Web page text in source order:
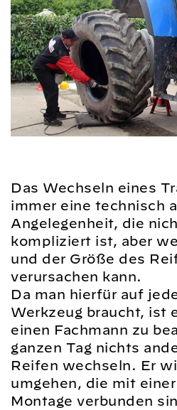
Das Wechseln eines
immer eine technisch
Angelegenheit, die
kompliziert ist, aber
und der Größe des
verursachen kann.
Da man hierfür auf
Werkzeug braucht, ist
einen Fachmann zu
ganzen Tag nichts
Reifen wechseln. Er
umgehen, die mit
Montage verbunden